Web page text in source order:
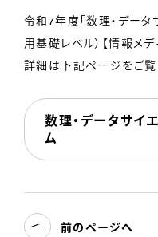
令和7年度「数理・データ
用基礎レベル）【情報メデ
詳細は下記ページをご覧
数理・データサイ
ム
前のページへ